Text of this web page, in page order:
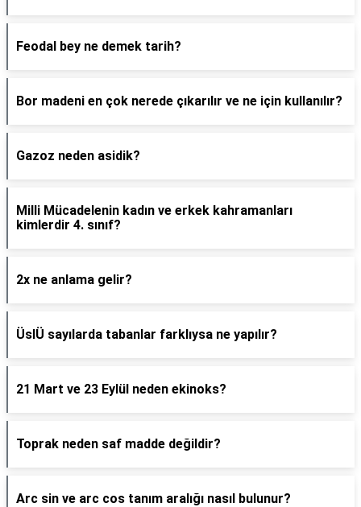
Feodal bey ne demek tarih?
Bor madeni en çok nerede çıkarılır ve ne için kullanılır?
Gazoz neden asidik?
Milli Mücadelenin kadın ve erkek kahramanları
kimlerdir 4. sınıf?
2x ne anlama gelir?
ÜslÜ sayılarda tabanlar farklıysa ne yapılır?
21 Mart ve 23 Eylül neden ekinoks?
Toprak neden saf madde değildir?
Arc sin ve arc cos tanım aralığı nasıl bulunur?